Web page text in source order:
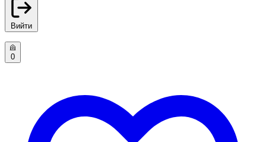
Вийти
0